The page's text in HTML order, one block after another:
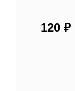
120₽